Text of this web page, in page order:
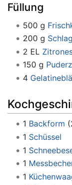
Füllung
500 g
200 g
2 EL
150 g
4
1 Backform
1 Schüssel
1
1
1